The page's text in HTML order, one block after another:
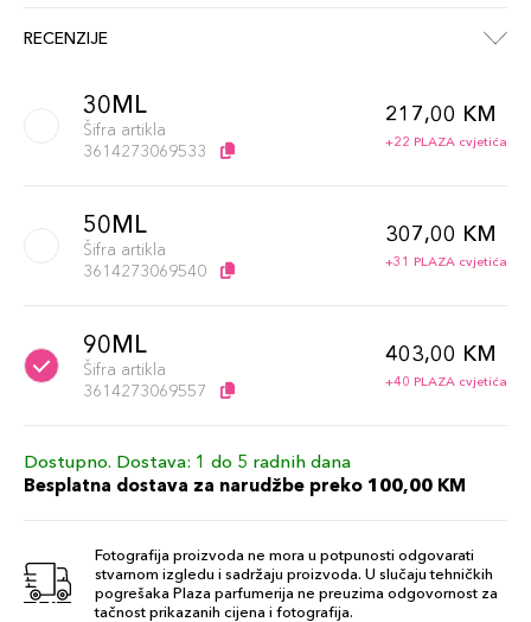
RECENZIJE
30ML
Šifra artikla
3614273069533
217,00 KM
+22 PLAZA cvjetića
50ML
Šifra artikla
3614273069540
307,00 KM
+31 PLAZA cvjetića
90ML
Šifra artikla
3614273069557
403,00 KM
+40 PLAZA cvjetića
Dostupno. Dostava: 1 do 5 radnih dana
Besplatna dostava za narudžbe preko 100,00 KM
Fotografija proizvoda ne mora u potpunosti odgovarati
stvarnom izgledu i sadržaju proizvoda. U slučaju tehničkih
pogrešaka Plaza parfumerija ne preuzima odgovornost za
tačnost prikazanih cijena i fotografija.